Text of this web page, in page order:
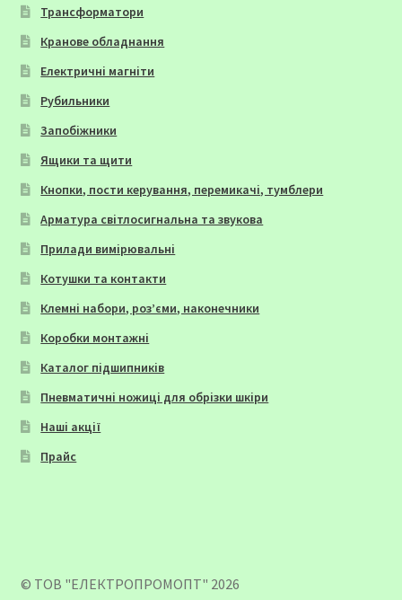
Трансформатори
Кранове обладнання
Електричні магніти
Рубильники
Запобіжники
Ящики та щити
Кнопки, пости керування, перемикачі, тумблери
Арматура світлосигнальна та звукова
Прилади вимірювальні
Котушки та контакти
Клемні набори, роз’єми, наконечники
Коробки монтажні
Каталог підшипників
Пневматичні ножиці для обрізки шкіри
Наші акції
Прайс
© ТОВ "ЕЛЕКТРОПРОМОПТ" 2026